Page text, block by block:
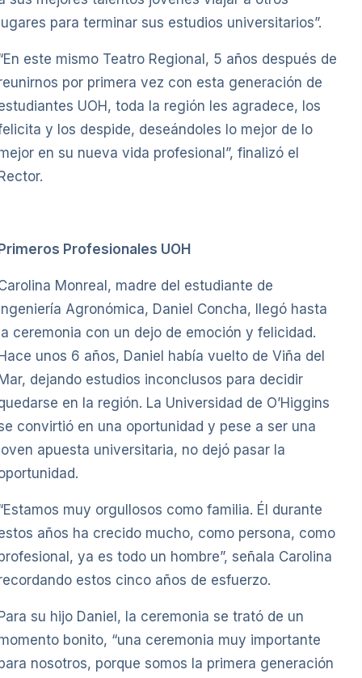
para terminar sus estudios universitarios”.
este mismo Teatro Regional, 5 años después de
por primera vez con esta generación de
UOH, toda la región les agradece, los
y los despide, deseándoles lo mejor de lo
en su nueva vida profesional”, finalizó el
Profesionales UOH
Monreal, madre del estudiante de
Agronómica, Daniel Concha, llegó hasta
ceremonia con un dejo de emoción y felicidad.
unos 6 años, Daniel había vuelto de Viña del
dejando estudios inconclusos para decidir
en la región. La Universidad de O’Higgins
convirtió en una oportunidad y pese a ser una
apuesta universitaria, no dejó pasar la
muy orgullosos como familia. Él durante
años ha crecido mucho, como persona, como
ya es todo un hombre”, señala Carolina
estos cinco años de esfuerzo.
su hijo Daniel, la ceremonia se trató de un
bonito, “una ceremonia muy importante
nosotros, porque somos la primera generación